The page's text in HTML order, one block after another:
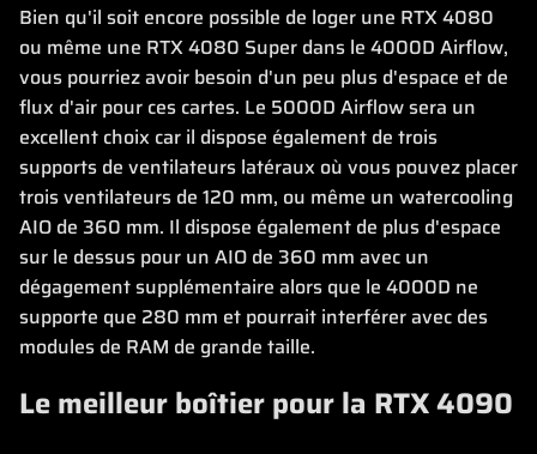
Bien qu'il soit encore possible de loger une RTX 4080
ou même une RTX 4080 Super dans le 4000D Airflow,
vous pourriez avoir besoin d'un peu plus d'espace et de
flux d'air pour ces cartes. Le 5000D Airflow sera un
excellent choix car il dispose également de trois
supports de ventilateurs latéraux où vous pouvez placer
trois ventilateurs de 120 mm, ou même un watercooling
AIO de 360 mm. Il dispose également de plus d'espace
sur le dessus pour un AIO de 360 mm avec un
dégagement supplémentaire alors que le 4000D ne
supporte que 280 mm et pourrait interférer avec des
modules de RAM de grande taille.
Le meilleur boîtier pour la RTX 4090